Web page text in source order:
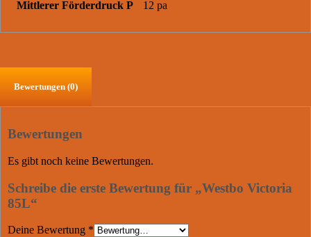
Mittlerer Förderdruck P 12 pa
Bewertungen (0)
Bewertungen
Es gibt noch keine Bewertungen.
Schreibe die erste Bewertung für „Westbo Victoria
85L“
Deine Bewertung *